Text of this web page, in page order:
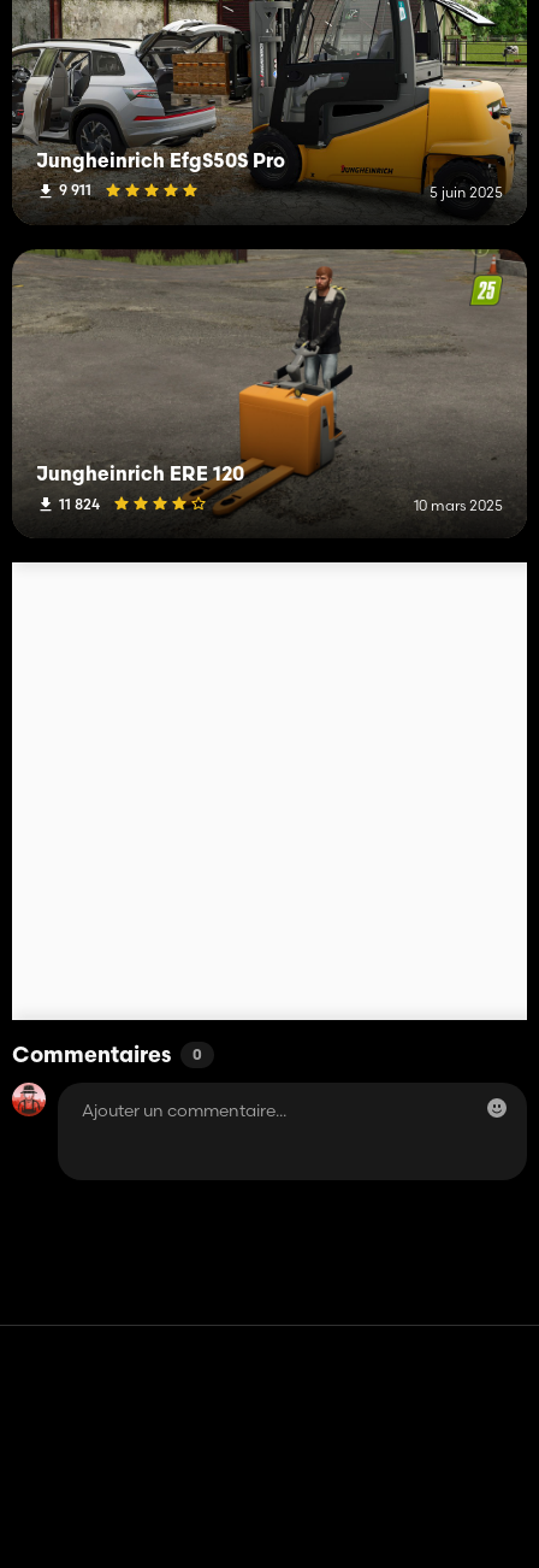
Jungheinrich EfgS50S Pro
9 911 5 juin 2025
Jungheinrich ERE 120
11 824 10 mars 2025
Commentaires 0